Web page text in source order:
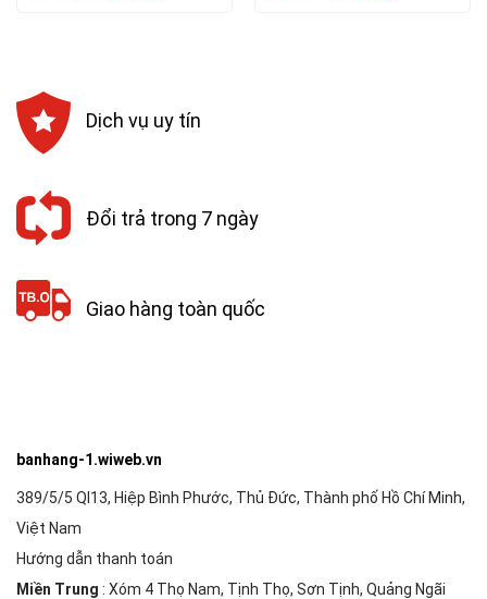
Dịch vụ uy tín
Đổi trả trong 7 ngày
Giao hàng toàn quốc
banhang-1.wiweb.vn
389/5/5 Ql13, Hiệp Bình Phước, Thủ Đức, Thành phố Hồ Chí Minh,
Việt Nam
Hướng dẫn thanh toán
Miền Trung : Xóm 4 Thọ Nam, Tịnh Thọ, Sơn Tịnh, Quảng Ngãi